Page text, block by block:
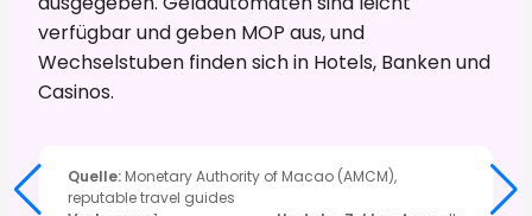
verfügbar und geben MOP aus, und
Wechselstuben finden sich in Hotels, Banken und
Casinos.
Quelle: Monetary Authority of Macao (AMCM),
reputable travel guides